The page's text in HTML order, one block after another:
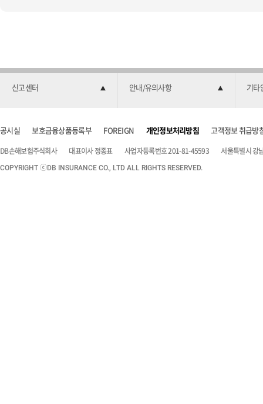
신고센터 안내/유의사항 기타
공시실 보호금융상품등록부 FOREIGN 개인정보처리방침 고객정보 취급방
DB손해보험주식회사 대표이사 정종표 사업자등록번호 201-81-45593 서울특별시 강
COPYRIGHT ⓒDB INSURANCE CO., LTD ALL RIGHTS RESERVED.